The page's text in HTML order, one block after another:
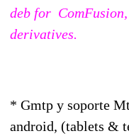
deb for
derivatives.
* Gmtp y soporte
android, (tablets &